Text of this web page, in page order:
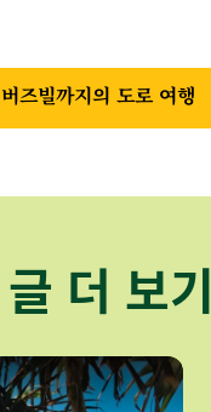
즈빌까지의 도로 여행
더 보기